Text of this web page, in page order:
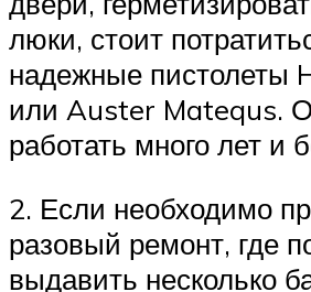
люки, стоит
надежные пистолеты
или Auster Matequs.
работать много лет и
2. Если необходимо
разовый ремонт, где
выдавить несколько